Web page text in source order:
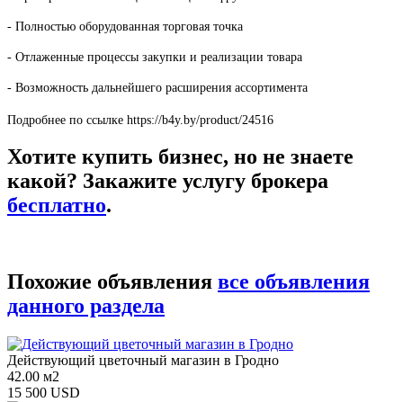
- Полностью оборудованная торговая точка
- Отлаженные процессы закупки и реализации товара
- Возможность дальнейшего расширения ассортимента
Подробнее по ссылке https://b4y.by/product/24516
Хотите купить бизнес, но не знаете
какой? Закажите услугу брокера
бесплатно.
Похожие объявления все объявления
данного раздела
Действующий цветочный магазин в Гродно
42.00 м2
15 500 USD